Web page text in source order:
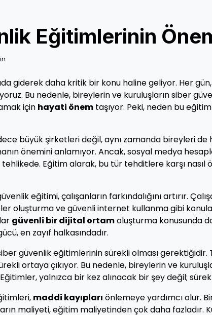
Eğitimlerinin
giderek daha kritik bir konu haline geliyor. Her
Bu nedenle, bireylerin ve kuruluşların siber
için hayati önem taşıyor. Peki, neden bu
büyük şirketleri değil, aynı zamanda bireyleri de
önemini anlamıyor. Ancak, sosyal medya
Eğitim alarak, bu tür tehditlere karşı nasıl
eğitimi, çalışanların farkındalığını artırır.
oluşturma ve güvenli internet kullanma gibi
güvenli bir dijital ortamoluşturma konusunda
en zayıf halkasındadır.
güvenlik eğitimlerinin sürekli olması gerektiğidir.
ortaya çıkıyor. Bu nedenle, bireylerin ve
yalnızca bir kez alınacak bir şey değil;
maddi kayıpları önlemeye yardımcı olur.
maliyeti, eğitim maliyetinden çok daha fazladır.